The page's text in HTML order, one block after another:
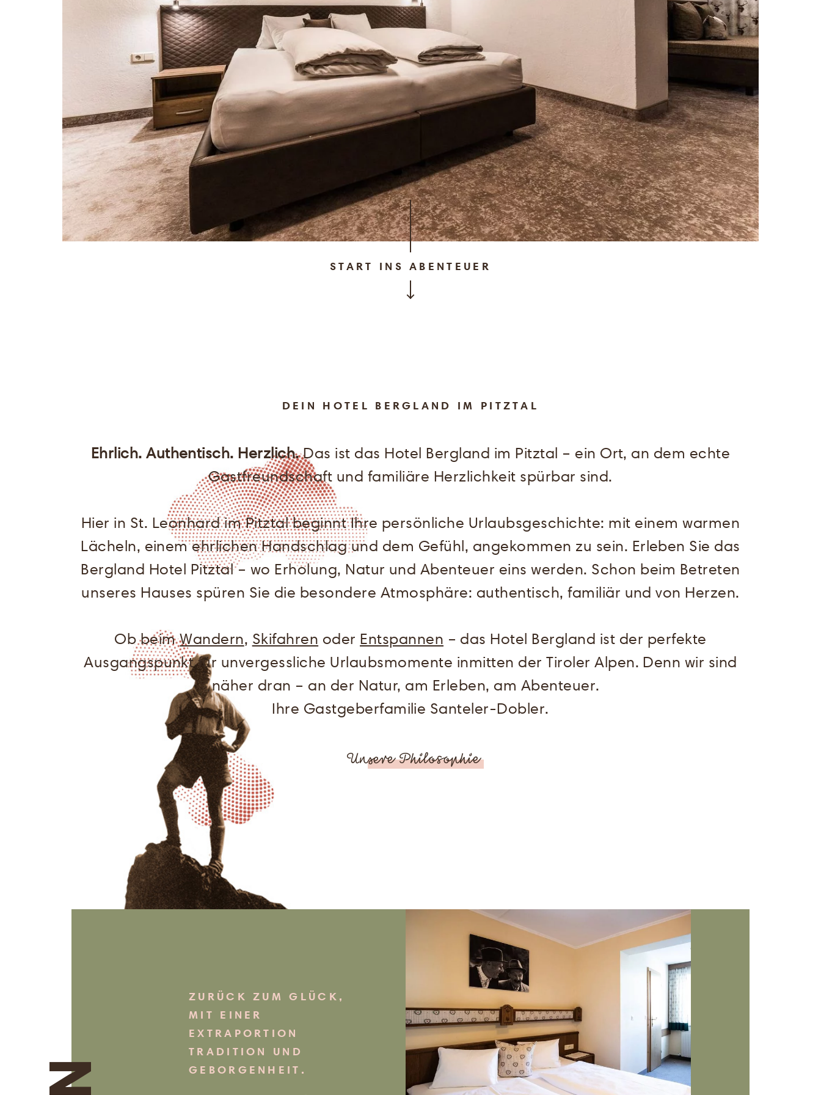
Anreise &
E-Mail
Kinder
START INS ABENTEUER
DEIN HOTEL BERGLAND IM PITZTAL
Ehrlich. Authentisch. Herzlich.Das ist das Hotel Bergland im Pitztal – ein Ort, an dem echte
Gastfreundschaft und familiäre Herzlichkeit spürbar sind.
Hier in St. Leonhard im Pitztal beginnt Ihre persönliche Urlaubsgeschichte: mit einem warmen
Lächeln, einem ehrlichen Handschlag und dem Gefühl, angekommen zu sein. Erleben Sie das
Bergland Hotel Pitztal – wo Erholung, Natur und Abenteuer eins werden. Schon beim Betreten
unseres Hauses spüren Sie die besondere Atmosphäre: authentisch, familiär und von Herzen.
Ob beimWandern, Skifahren oder Entspannen – das Hotel Bergland ist der perfekte
Ausgangspunkt für unvergessliche Urlaubsmomente inmitten der Tiroler Alpen. Denn wir sind
näher dran – an der Natur, am Erleben, am Abenteuer.
Ihre Gastgeberfamilie Santeler-Dobler.
Unsere Philosophie
ZURÜCK ZUM GLÜCK,
MIT EINER
EXTRAPORTION
TRADITION UND
GEBORGENHEIT.